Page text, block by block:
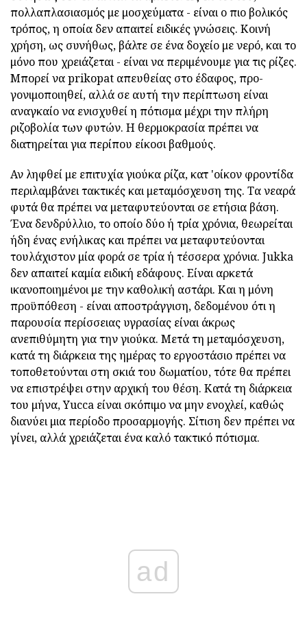
πολλαπλασιασμός με μοσχεύματα - είναι ο πιο βολικός
τρόπος, η οποία δεν απαιτεί ειδικές γνώσεις. Κοινή
χρήση, ως συνήθως, βάλτε σε ένα δοχείο με νερό, και το
μόνο που χρειάζεται - είναι να περιμένουμε για τις ρίζες.
Μπορεί να prikopat απευθείας στο έδαφος, προ-
γονιμοποιηθεί, αλλά σε αυτή την περίπτωση είναι
αναγκαίο να ενισχυθεί η πότισμα μέχρι την πλήρη
ριζοβολία των φυτών. Η θερμοκρασία πρέπει να
διατηρείται για περίπου είκοσι βαθμούς.
Αν ληφθεί με επιτυχία γιούκα ρίζα, κατ 'οίκον φροντίδα
περιλαμβάνει τακτικές και μεταμόσχευση της. Τα νεαρά
φυτά θα πρέπει να μεταφυτεύονται σε ετήσια βάση.
Ένα δενδρύλλιο, το οποίο δύο ή τρία χρόνια, θεωρείται
ήδη ένας ενήλικας και πρέπει να μεταφυτεύονται
τουλάχιστον μία φορά σε τρία ή τέσσερα χρόνια. Jukka
δεν απαιτεί καμία ειδική εδάφους. Είναι αρκετά
ικανοποιημένοι με την καθολική αστάρι. Και η μόνη
προϋπόθεση - είναι αποστράγγιση, δεδομένου ότι η
παρουσία περίσσειας υγρασίας είναι άκρως
ανεπιθύμητη για την γιούκα. Μετά τη μεταμόσχευση,
κατά τη διάρκεια της ημέρας το εργοστάσιο πρέπει να
τοποθετούνται στη σκιά του δωματίου, τότε θα πρέπει
να επιστρέψει στην αρχική του θέση. Κατά τη διάρκεια
του μήνα, Yucca είναι σκόπιμο να μην ενοχλεί, καθώς
διανύει μια περίοδο προσαρμογής. Σίτιση δεν πρέπει να
γίνει, αλλά χρειάζεται ένα καλό τακτικό πότισμα.
ad